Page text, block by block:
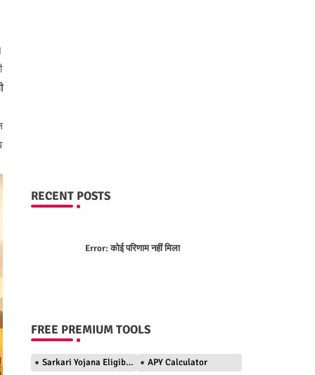
RECENT POSTS
Error:कोई परिणाम नहीं मिला
FREE PREMIUM TOOLS
Sarkari Yojana Eligibility Checker APY Calculator